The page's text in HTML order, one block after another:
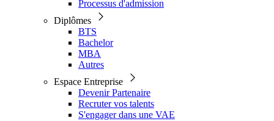
Processus d'admission
Diplômes
BTS
Bachelor
MBA
Autres
Espace Entreprise
Devenir Partenaire
Recruter vos talents
S'engager dans une VAE